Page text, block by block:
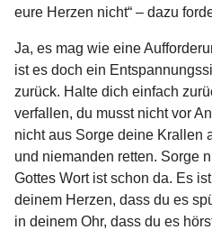
eure Herzen nicht“ – dazu
Ja, es mag wie eine
ist es doch ein
zurück. Halte dich einfach
verfallen, du musst nicht vor
nicht aus Sorge deine Krallen
und niemanden retten. Sorge
Gottes Wort ist schon da. Es
deinem Herzen, dass du es
in deinem Ohr, dass du es